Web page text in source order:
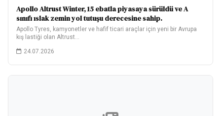
Apollo Altrust Winter, 15 ebatla piyasaya sürüldü ve A
sınıfı ıslak zemin yol tutuşu derecesine sahip.
Apollo Tyres, kamyonetler ve hafif ticari araçlar için yeni bir Avrupa
kış lastiği olan Altrust…
24.07.2026